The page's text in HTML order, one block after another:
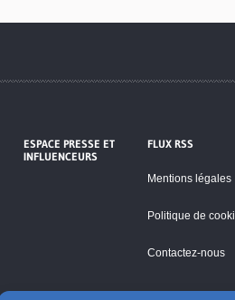
ESPACE PRESSE ET
INFLUENCEURS
FLUX RSS
Mentions légales
Politique de
Contactez-nous